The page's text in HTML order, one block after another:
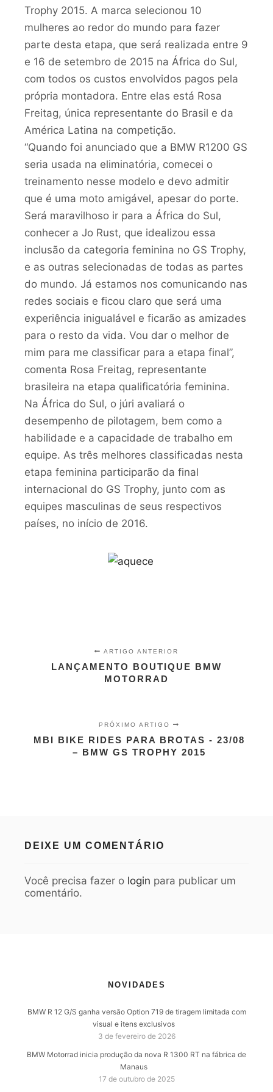
Trophy 2015. A marca selecionou 10
mulheres ao redor do mundo para fazer
parte desta etapa, que será realizada entre 9
e 16 de setembro de 2015 na África do Sul,
com todos os custos envolvidos pagos pela
própria montadora. Entre elas está Rosa
Freitag, única representante do Brasil e da
América Latina na competição.
“Quando foi anunciado que a BMW R1200 GS
seria usada na eliminatória, comecei o
treinamento nesse modelo e devo admitir
que é uma moto amigável, apesar do porte.
Será maravilhoso ir para a África do Sul,
conhecer a Jo Rust, que idealizou essa
inclusão da categoria feminina no GS Trophy,
e as outras selecionadas de todas as partes
do mundo. Já estamos nos comunicando nas
redes sociais e ficou claro que será uma
experiência inigualável e ficarão as amizades
para o resto da vida. Vou dar o melhor de
mim para me classificar para a etapa final”,
comenta Rosa Freitag, representante
brasileira na etapa qualificatória feminina.
Na África do Sul, o júri avaliará o
desempenho de pilotagem, bem como a
habilidade e a capacidade de trabalho em
equipe. As três melhores classificadas nesta
etapa feminina participarão da final
internacional do GS Trophy, junto com as
equipes masculinas de seus respectivos
países, no início de 2016.
ARTIGO ANTERIOR
LANÇAMENTO BOUTIQUE BMW
MOTORRAD
PRÓXIMO ARTIGO
MBI BIKE RIDES PARA BROTAS - 23/08
– BMW GS TROPHY 2015
DEIXE UM COMENTÁRIO
Você precisa fazer o login para publicar um
comentário.
NOVIDADES
BMW R 12 G/S ganha versão Option 719 de tiragem limitada com
visual e itens exclusivos
3 de fevereiro de 2026
BMW Motorrad inicia produção da nova R 1300 RT na fábrica de
Manaus
17 de outubro de 2025